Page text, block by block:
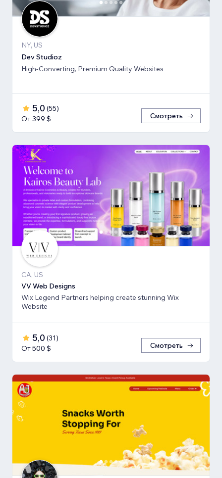
NY, US
Dev Studioz
High-Converting, Premium Quality Websites
5,0 (55)
От 399 $
Смотреть
CA, US
VV Web Designs
Wix Legend Partners helping create stunning Wix
Website
5,0 (31)
От 500 $
Смотреть